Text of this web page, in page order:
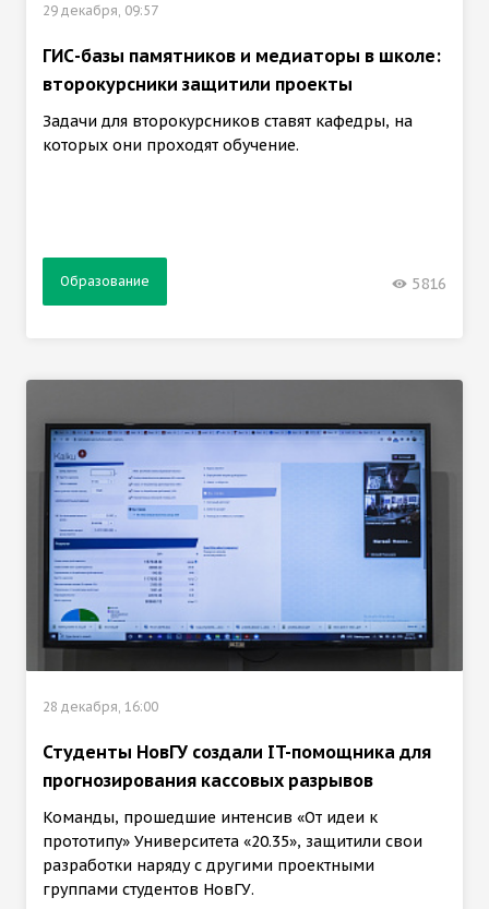
29 декабря, 09:57
ГИС-базы памятников и медиаторы в школе:
второкурсники защитили проекты
Задачи для второкурсников ставят кафедры, на
которых они проходят обучение.
Образование 5816
28 декабря, 16:00
Студенты НовГУ создали IT-помощника для
прогнозирования кассовых разрывов
Команды, прошедшие интенсив «От идеи к
прототипу» Университета «20.35», защитили свои
разработки наряду с другими проектными
группами студентов НовГУ.